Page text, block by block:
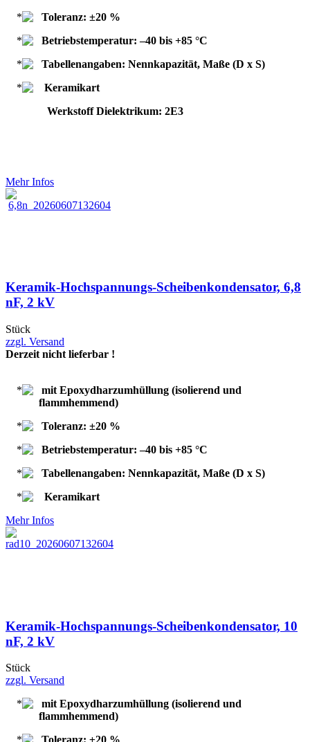
Toleranz: ±20 %
Betriebstemperatur: –40 bis +85 °C
Tabellenangaben: Nennkapazität, Maße (D x S)
Keramikart
Werkstoff Dielektrikum: 2E3
Mehr Infos
Keramik-Hochspannungs-Scheibenkondensator, 6,8
nF, 2 kV
Stück
zzgl. Versand
Derzeit nicht lieferbar !
mit Epoxydharzumhüllung (isolierend und
flammhemmend)
Toleranz: ±20 %
Betriebstemperatur: –40 bis +85 °C
Tabellenangaben: Nennkapazität, Maße (D x S)
Keramikart
Mehr Infos
Keramik-Hochspannungs-Scheibenkondensator, 10
nF, 2 kV
Stück
zzgl. Versand
mit Epoxydharzumhüllung (isolierend und
flammhemmend)